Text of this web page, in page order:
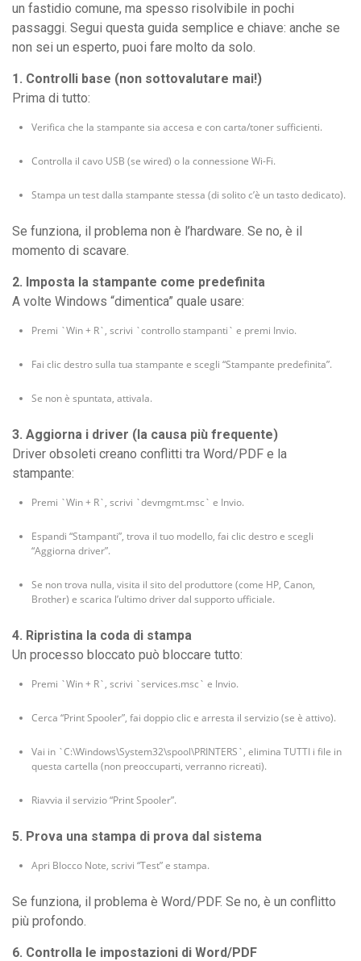
un fastidio comune, ma spesso risolvibile in pochi
passaggi. Segui questa guida semplice e chiave: anche se
non sei un esperto, puoi fare molto da solo.
1. Controlli base (non sottovalutare mai!)
Prima di tutto:
Verifica che la stampante sia accesa e con carta/toner sufficienti.
Controlla il cavo USB (se wired) o la connessione Wi-Fi.
Stampa un test dalla stampante stessa (di solito c’è un tasto dedicato).
Se funziona, il problema non è l’hardware. Se no, è il
momento di scavare.
2. Imposta la stampante come predefinita
A volte Windows “dimentica” quale usare:
Premi `Win + R`, scrivi `controllo stampanti` e premi Invio.
Fai clic destro sulla tua stampante e scegli “Stampante predefinita”.
Se non è spuntata, attivala.
3. Aggiorna i driver (la causa più frequente)
Driver obsoleti creano conflitti tra Word/PDF e la
stampante:
Premi `Win + R`, scrivi `devmgmt.msc` e Invio.
Espandi “Stampanti”, trova il tuo modello, fai clic destro e scegli
“Aggiorna driver”.
Se non trova nulla, visita il sito del produttore (come HP, Canon,
Brother) e scarica l’ultimo driver dal supporto ufficiale.
4. Ripristina la coda di stampa
Un processo bloccato può bloccare tutto:
Premi `Win + R`, scrivi `services.msc` e Invio.
Cerca “Print Spooler”, fai doppio clic e arresta il servizio (se è attivo).
Vai in `C:\Windows\System32\spool\PRINTERS`, elimina TUTTI i file in
questa cartella (non preoccuparti, verranno ricreati).
Riavvia il servizio “Print Spooler”.
5. Prova una stampa di prova dal sistema
Apri Blocco Note, scrivi “Test” e stampa.
Se funziona, il problema è Word/PDF. Se no, è un conflitto
più profondo.
6. Controlla le impostazioni di Word/PDF